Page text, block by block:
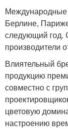
Международные
Берлине,
следующий год.
производители
Влиятельный
продукцию
совместно с
цветовую
настроению